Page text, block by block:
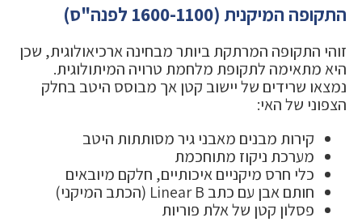
התקופה המיקנית (1600-1100 לפנה"ס)
זוהי התקופה המרתקת ביותר מבחינה ארכיאולוגית, שכן
היא מתאימה לתקופת מלחמת טרויה המיתולוגית.
נמצאו שרידים של יישוב קטן אך מבוסס היטב בחלק
הצפוני של האי:
קירות מבנים מאבני גיר מסותתות היטב
מערכת ניקוז מתוחכמת
כלי חרס מיקניים איכותיים, חלקם מיובאים
חותם אבן עם כתב Linear B (הכתב המיקני)
פסלון קטן של אלת פוריות